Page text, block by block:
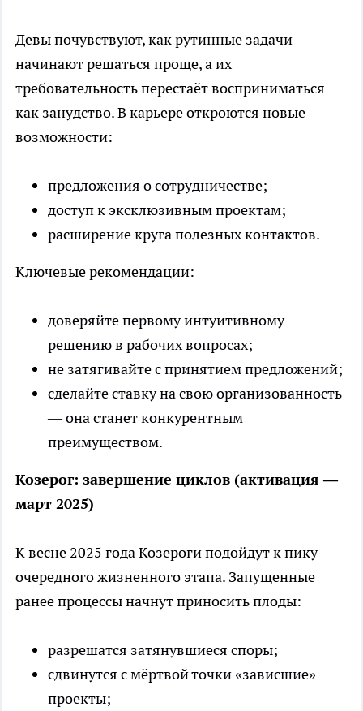
Девы почувствуют, как рутинные задачи
начинают решаться проще, а их
требовательность перестаёт восприниматься
как занудство. В карьере откроются новые
возможности:
предложения о сотрудничестве;
доступ к эксклюзивным проектам;
расширение круга полезных контактов.
Ключевые рекомендации:
доверяйте первому интуитивному
решению в рабочих вопросах;
не затягивайте с принятием предложений;
сделайте ставку на свою организованность
— она станет конкурентным
преимуществом.
Козерог: завершение циклов (активация —
март 2025)
К весне 2025 года Козероги подойдут к пику
очередного жизненного этапа. Запущенные
ранее процессы начнут приносить плоды:
разрешатся затянувшиеся споры;
сдвинутся с мёртвой точки «зависшие»
проекты;